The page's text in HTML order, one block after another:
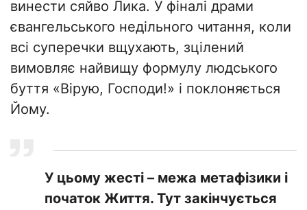
винести сяйво Лика. У фіналі драми
євангельського недільного читання, коли
всі суперечки вщухають, зцілений
вимовляє найвищу формулу людського
буття «Вірую, Господи!» і поклоняється
Йому.
У цьому жесті – межа метафізики і
початок Життя. Тут закінчується